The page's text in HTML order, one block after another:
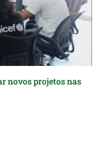
novos projetos nas